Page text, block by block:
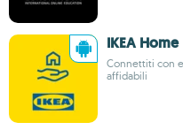
IKEA Home
Connettiti con
affidabili